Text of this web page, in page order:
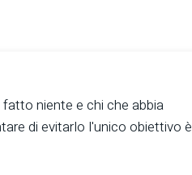
niente e chi che abbia
di evitarlo l'unico obiettivo è